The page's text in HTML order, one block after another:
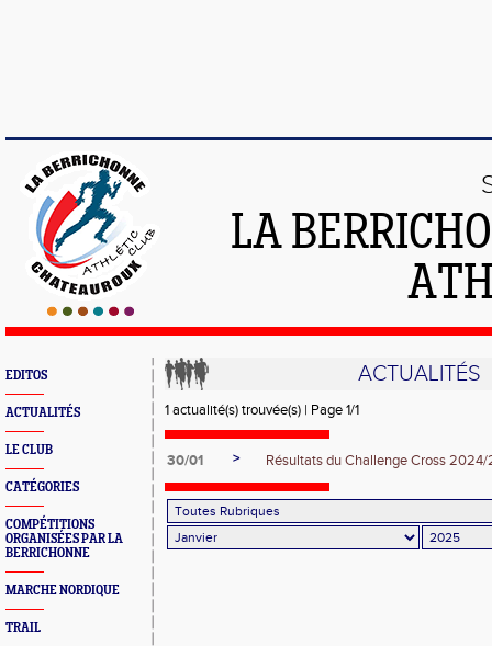
LA
EDITOS
ACTUALITÉS
LE CLUB
CATÉGORIES
COMPÉTITIONS
ORGANISÉES PAR LA
BERRICHONNE
MARCHE NORDIQUE
TRAIL
ACTUALITÉS
1 actualité(s) trouvée(s) | Page 1/1
30/01 > Résultats du Challenge Cross